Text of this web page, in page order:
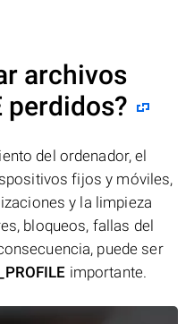
archivos
perdidos?
del ordenador, el
fijos y móviles,
y la limpieza
bloqueos, fallas del
puede ser
importante.